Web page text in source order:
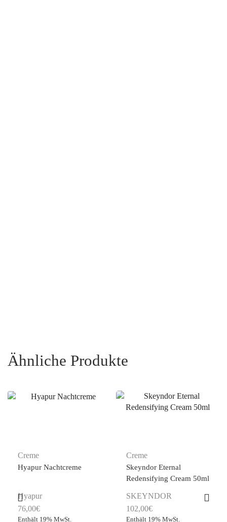
Ähnliche Produkte
Creme
Hyapur Nachtcreme
Hyapur
76,00€
Enthält 19% MwSt.
Creme
Skeyndor Eternal
Redensifying Cream 50ml
SKEYNDOR
102,00€
Enthält 19% MwSt.